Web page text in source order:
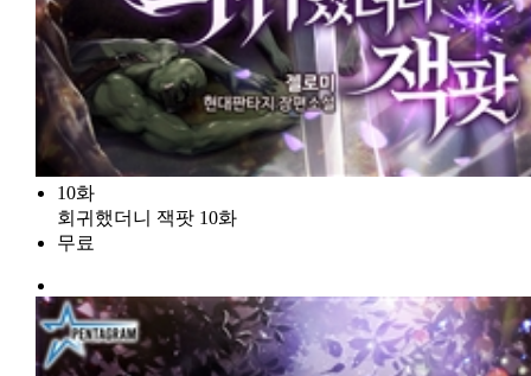
10화
회귀했더니 잭팟 10화
무료